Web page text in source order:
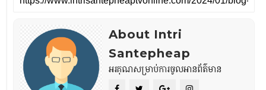
About Intri
Santepheap
អរគុណសម្រាប់ការចូលអានព័ត៌មាន